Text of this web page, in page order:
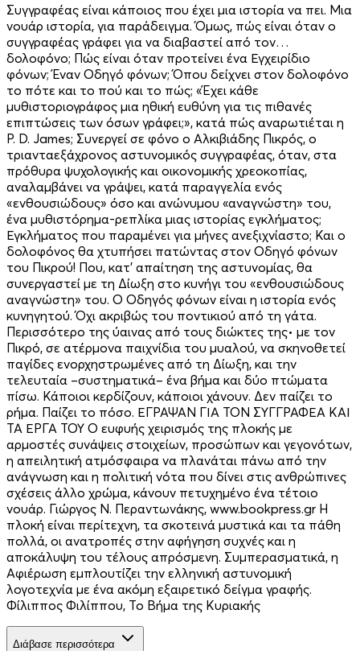
Συγγραφέας είναι κάποιος που έχει μια ιστορία να πει. Μια
νουάρ ιστορία, για παράδειγμα. Όμως, πώς είναι όταν ο
συγγραφέας γράφει για να διαβαστεί από τον…
δολοφόνο; Πώς είναι όταν προτείνει ένα Εγχειρίδιο
φόνων; Έναν Οδηγό φόνων; Όπου δείχνει στον δολοφόνο
το πότε και το πού και το πώς; «Έχει κάθε
μυθιστοριογράφος μια ηθική ευθύνη για τις πιθανές
επιπτώσεις των όσων γράφει;», κατά πώς αναρωτιέται η
P. D. James; Συνεργεί σε φόνο ο Αλκιβιάδης Πικρός, ο
τριανταεξάχρονος αστυνομικός συγγραφέας, όταν, στα
πρόθυρα ψυχολογικής και οικονομικής χρεοκοπίας,
αναλαμβάνει να γράψει, κατά παραγγελία ενός
«ενθουσιώδους» όσο και ανώνυμου «αναγνώστη» του,
ένα μυθιστόρημα-ρεπλίκα μιας ιστορίας εγκλήματος;
Εγκλήματος που παραμένει για μήνες ανεξιχνίαστο; Και ο
δολοφόνος θα χτυπήσει πατώντας στον Οδηγό φόνων
του Πικρού! Που, κατ’ απαίτηση της αστυνομίας, θα
συνεργαστεί με τη Δίωξη στο κυνήγι του «ενθουσιώδους
αναγνώστη» του. Ο Οδηγός φόνων είναι η ιστορία ενός
κυνηγητού. Όχι ακριβώς του ποντικιού από τη γάτα.
Περισσότερο της ύαινας από τους διώκτες της• με τον
Πικρό, σε ατέρμονα παιχνίδια του μυαλού, να σκηνοθετεί
παγίδες ενορχηστρωμένες από τη Δίωξη, και την
τελευταία –συστηματικά– ένα βήμα και δύο πτώματα
πίσω. Κάποιοι κερδίζουν, κάποιοι χάνουν. Δεν παίζει το
ρήμα. Παίζει το πόσο. ΕΓΡΑΨΑΝ ΓΙΑ ΤΟΝ ΣΥΓΓΡΑΦΕΑ ΚΑΙ
ΤΑ ΕΡΓΑ ΤΟΥ Ο ευφυής χειρισμός της πλοκής με
αρμοστές συνάψεις στοιχείων, προσώπων και γεγονότων,
η απειλητική ατμόσφαιρα να πλανάται πάνω από την
ανάγνωση και η πολιτική νότα που δίνει στις ανθρώπινες
σχέσεις άλλο χρώμα, κάνουν πετυχημένο ένα τέτοιο
νουάρ. Γιώργος N. Περαντωνάκης, www.bookpress.gr H
πλοκή είναι περίτεχνη, τα σκοτεινά μυστικά και τα πάθη
πολλά, οι ανατροπές στην αφήγηση συχνές και η
αποκάλυψη του τέλους απρόσμενη. Συμπερασματικά, η
Αφιέρωση εμπλουτίζει την ελληνική αστυνομική
λογοτεχνία με ένα ακόμη εξαιρετικό δείγμα γραφής.
Φίλιππος Φιλίππου, To Βήμα της Κυριακής
Διάβασε περισσότερα